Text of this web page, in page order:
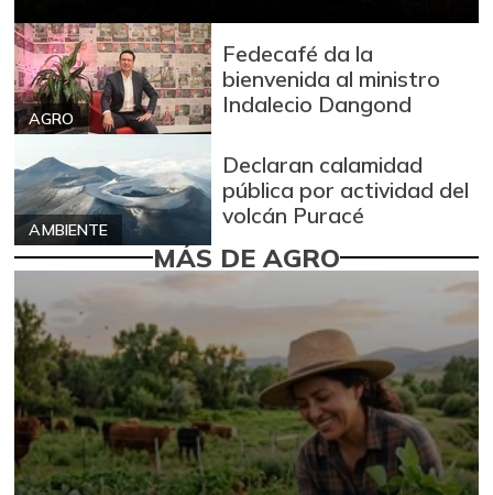
AGRO
Fedecafé da la
bienvenida al ministro
Indalecio Dangond
AMBIENTE
Declaran calamidad
pública por actividad del
volcán Puracé
MÁS DE AGRO